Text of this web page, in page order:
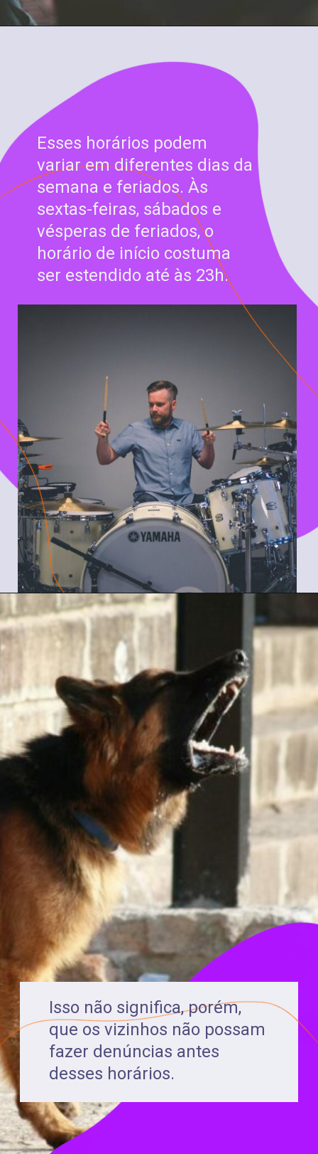
Esses horários podem
variar em diferentes dias da
semana e feriados. Às
sextas-feiras, sábados e
vésperas de feriados, o
horário de início costuma
ser estendido até às 23h.
Isso não significa, porém,
que os vizinhos não possam
fazer denúncias antes
desses horários.